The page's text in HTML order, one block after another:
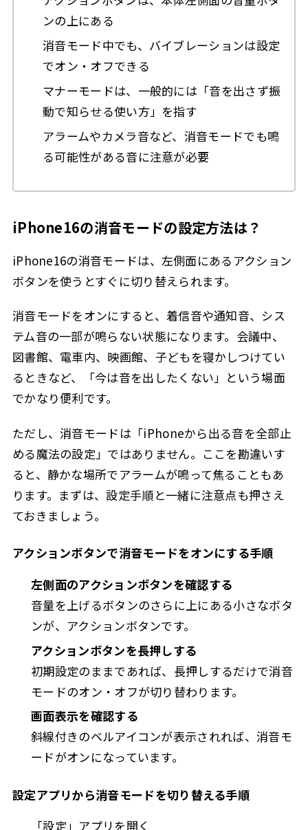
ンの上にある
消音モード中でも、バイブレーションは設定
でオン・オフできる
マナーモードは、一般的には「音を出さず振
動で知らせる使い方」を指す
アラームやカメラ音など、消音モードでも鳴
る可能性がある音に注意が必要
iPhone16の消音モードの設定方法は？
iPhone16の消音モードは、左側面にあるアクション
ボタンを使うとすぐに切り替えられます。
消音モードをオンにすると、着信音や通知音、シス
テム音の一部が鳴らない状態になります。会議中、
図書館、電車内、映画館、子どもを寝かしつけてい
るときなど、「今は音を出したくない」という場面
でかなり便利です。
ただし、消音モードは「iPhoneから出る音を全部止
める魔法の設定」ではありません。ここを勘違いす
ると、静かな場所でアラームが鳴って焦ることもあ
ります。まずは、設定手順と一緒に注意点も押さえ
ておきましょう。
アクションボタンで消音モードをオンにする手順
左側面のアクションボタンを確認する
音量を上げるボタンのさらに上にある小さなボタ
ンが、アクションボタンです。
アクションボタンを長押しする
初期設定のままであれば、長押しするだけで消音
モードのオン・オフが切り替わります。
画面表示を確認する
斜線付きのベルアイコンが表示されれば、消音モ
ードがオンになっています。
設定アプリから消音モードを切り替える手順
「設定」アプリを開く